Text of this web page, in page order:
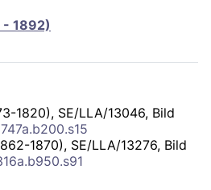
- 1892)
1820), SE/LLA/13046, Bild
1870), SE/LLA/13276, Bild